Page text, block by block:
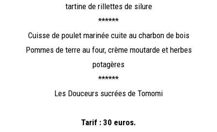
tartine de rillettes de silure
******
Cuisse de poulet marinée cuite au charbon de bois
Pommes de terre au four, crème moutarde et herbes
potagères
******
Les Douceurs sucrées de Tomomi
Tarif : 30 euros.